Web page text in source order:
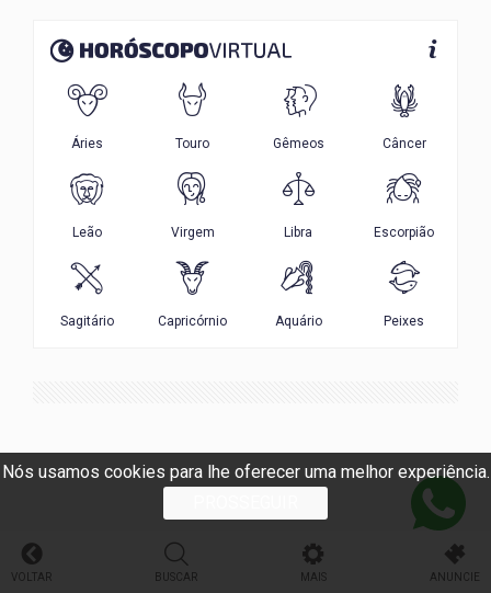
Nós usamos cookies para lhe oferecer uma melhor experiência.
VOLTAR BUSCAR MAIS ANUNCIE